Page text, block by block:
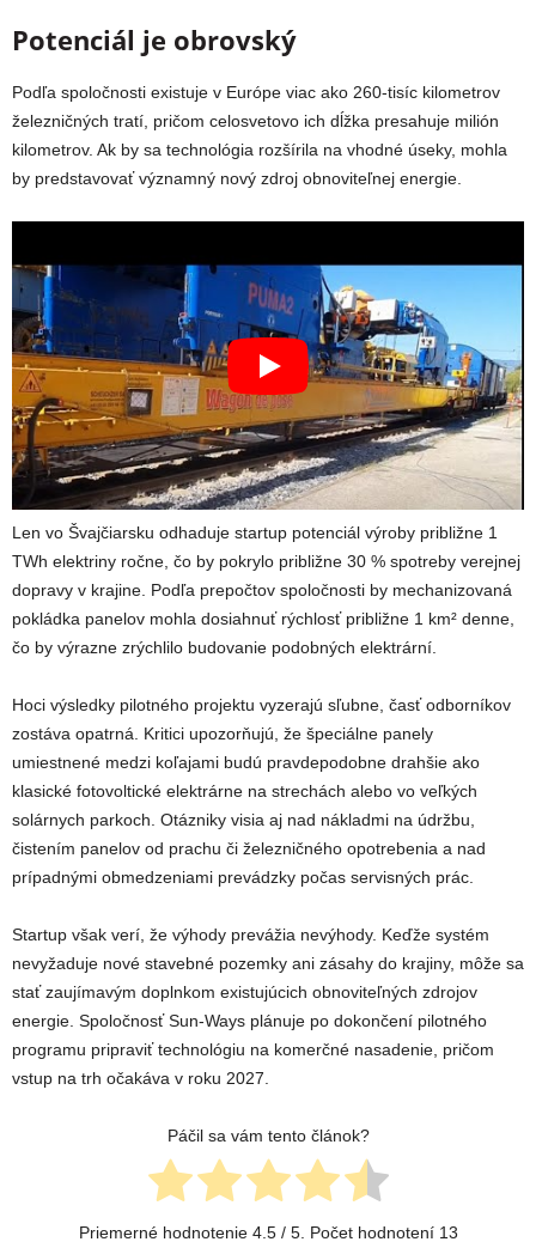
Potenciál je obrovský
Podľa spoločnosti existuje v Európe viac ako 260-tisíc kilometrov
železničných tratí, pričom celosvetovo ich dĺžka presahuje milión
kilometrov. Ak by sa technológia rozšírila na vhodné úseky, mohla
by predstavovať významný nový zdroj obnoviteľnej energie.
Len vo Švajčiarsku odhaduje startup potenciál výroby približne 1
TWh elektriny ročne, čo by pokrylo približne 30 % spotreby verejnej
dopravy v krajine. Podľa prepočtov spoločnosti by mechanizovaná
pokládka panelov mohla dosiahnuť rýchlosť približne 1 km² denne,
čo by výrazne zrýchlilo budovanie podobných elektrární.
Hoci výsledky pilotného projektu vyzerajú sľubne, časť odborníkov
zostáva opatrná. Kritici upozorňujú, že špeciálne panely
umiestnené medzi koľajami budú pravdepodobne drahšie ako
klasické fotovoltické elektrárne na strechách alebo vo veľkých
solárnych parkoch. Otázniky visia aj nad nákladmi na údržbu,
čistením panelov od prachu či železničného opotrebenia a nad
prípadnými obmedzeniami prevádzky počas servisných prác.
Startup však verí, že výhody prevážia nevýhody. Keďže systém
nevyžaduje nové stavebné pozemky ani zásahy do krajiny, môže sa
stať zaujímavým doplnkom existujúcich obnoviteľných zdrojov
energie. Spoločnosť Sun-Ways plánuje po dokončení pilotného
programu pripraviť technológiu na komerčné nasadenie, pričom
vstup na trh očakáva v roku 2027.
Páčil sa vám tento článok?
Priemerné hodnotenie 4.5/ 5. Počet hodnotení 13